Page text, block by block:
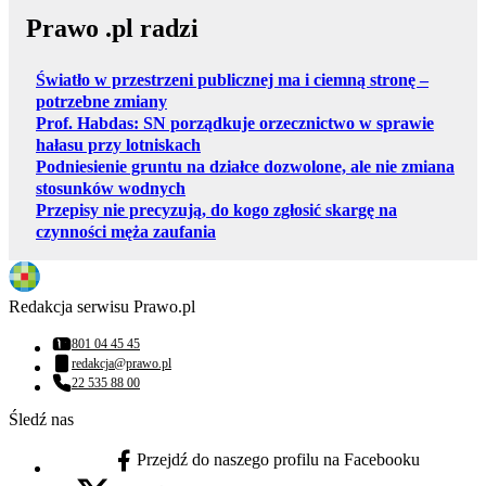
Prawo .pl radzi
Światło w przestrzeni publicznej ma i ciemną stronę –
potrzebne zmiany
Prof. Habdas: SN porządkuje orzecznictwo w sprawie
hałasu przy lotniskach
Podniesienie gruntu na działce dozwolone, ale nie zmiana
stosunków wodnych
Przepisy nie precyzują, do kogo zgłosić skargę na
czynności męża zaufania
Redakcja serwisu Prawo.pl
Numer telefonu:
801 04 45 45
Adres email:
redakcja@prawo.pl
Numer telefonu:
22 535 88 00
Śledź nas
facebook - otwiera się w nowej karcie
Przejdź do naszego profilu na Facebooku